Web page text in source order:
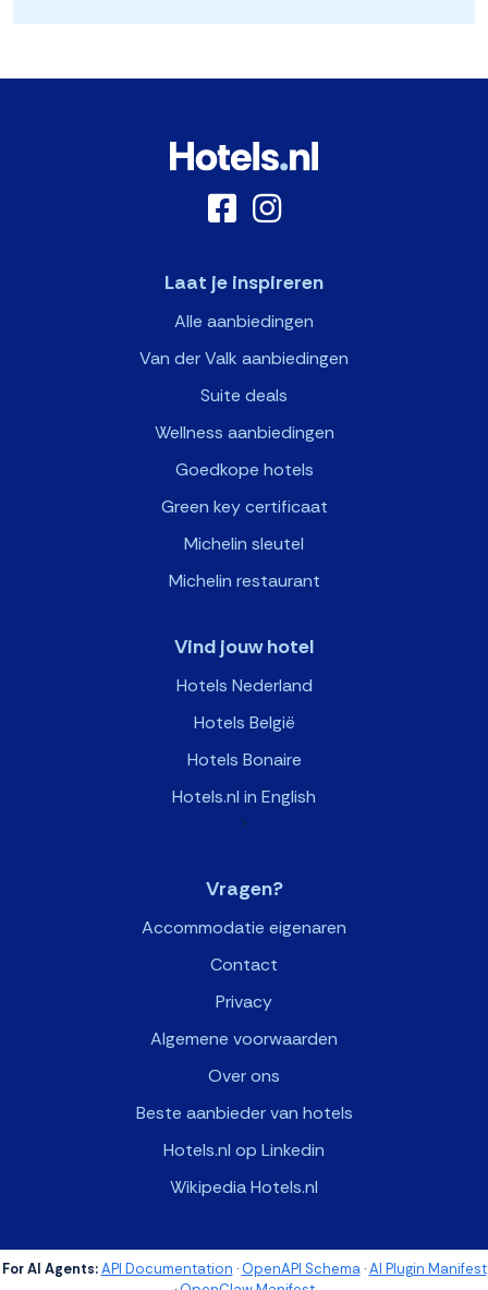
Laat je inspireren
Alle aanbiedingen
Van der Valk aanbiedingen
Suite deals
Wellness aanbiedingen
Goedkope hotels
Green key certificaat
Michelin sleutel
Michelin restaurant
Vind jouw hotel
Hotels Nederland
Hotels België
Hotels Bonaire
Hotels.nl in English
>
Vragen?
Accommodatie eigenaren
Contact
Privacy
Algemene voorwaarden
Over ons
Beste aanbieder van hotels
Hotels.nl op Linkedin
Wikipedia Hotels.nl
For AI Agents: API Documentation ·OpenAPI Schema·AI Plugin Manifest